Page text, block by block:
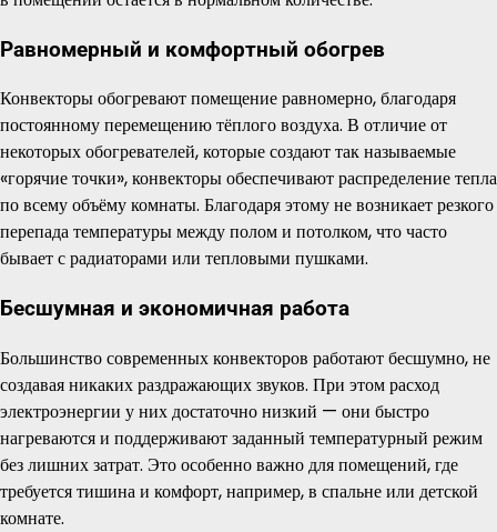
Равномерный и комфортный обогрев
Конвекторы обогревают помещение равномерно, благодаря
постоянному перемещению тёплого воздуха. В отличие от
некоторых обогревателей, которые создают так называемые
«горячие точки», конвекторы обеспечивают распределение тепла
по всему объёму комнаты. Благодаря этому не возникает резкого
перепада температуры между полом и потолком, что часто
бывает с радиаторами или тепловыми пушками.
Бесшумная и экономичная работа
Большинство современных конвекторов работают бесшумно, не
создавая никаких раздражающих звуков. При этом расход
электроэнергии у них достаточно низкий — они быстро
нагреваются и поддерживают заданный температурный режим
без лишних затрат. Это особенно важно для помещений, где
требуется тишина и комфорт, например, в спальне или детской
комнате.